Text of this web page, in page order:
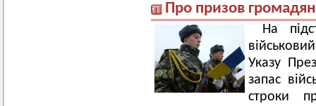
Про призов
На
Указу
запас
строки